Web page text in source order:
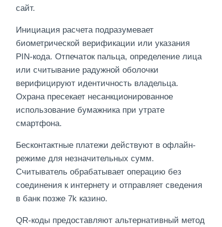
сайт.
Инициация расчета подразумевает
биометрической верификации или указания
PIN-кода. Отпечаток пальца, определение лица
или считывание радужной оболочки
верифицируют идентичность владельца.
Охрана пресекает несанкционированное
использование бумажника при утрате
смартфона.
Бесконтактные платежи действуют в офлайн-
режиме для незначительных сумм.
Считыватель обрабатывает операцию без
соединения к интернету и отправляет сведения
в банк позже 7k казино.
QR-коды предоставляют альтернативный метод